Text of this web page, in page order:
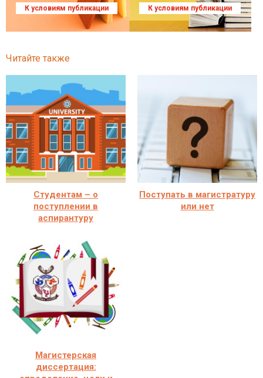
К условиям публикации К условиям публикации
Читайте также
Студентам – о
поступлении в
аспирантуру
Поступать в магистратуру
или нет
Магистерская
диссертация: